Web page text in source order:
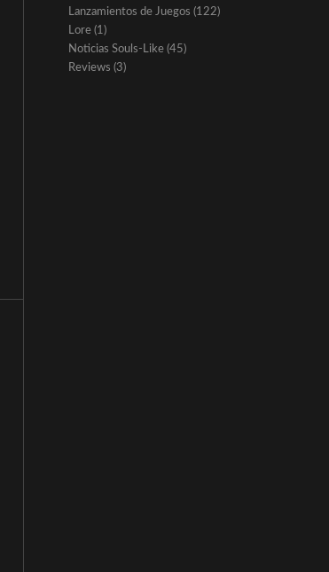
Lanzamientos de Juegos (122)
Lore(1)
Noticias Souls-Like(45)
Reviews (3)